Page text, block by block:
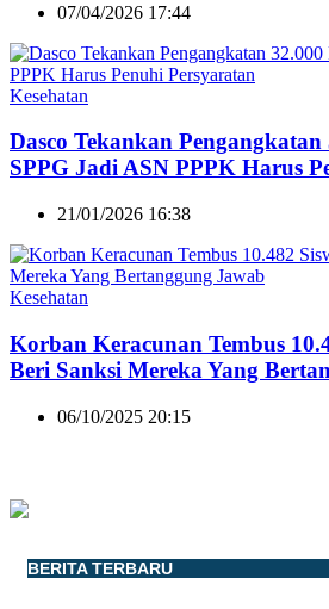
07/04/2026 17:44
Kesehatan
Dasco Tekankan Pengangkatan
SPPG Jadi ASN PPPK Harus
21/01/2026 16:38
Kesehatan
Korban Keracunan Tembus
Beri Sanksi Mereka Yang
06/10/2025 20:15
BERITA TERBARU